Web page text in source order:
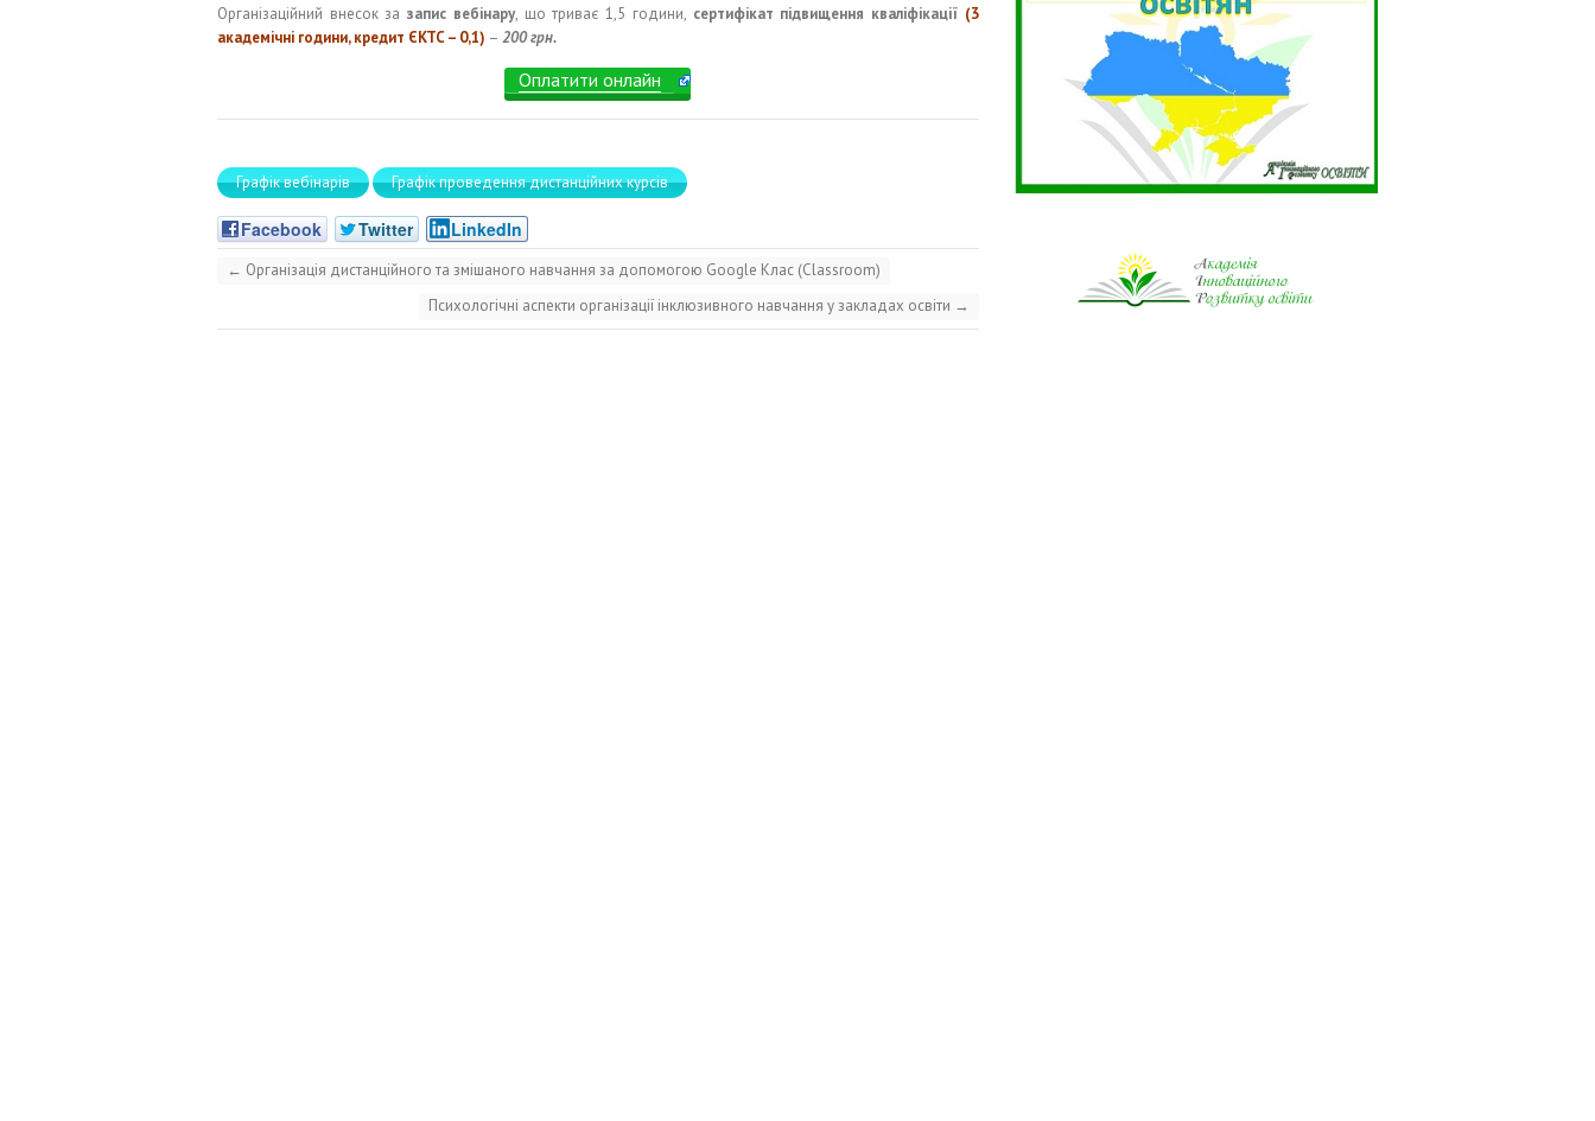
Організаційний внесок зазапис вебінару, що триває 1,5 години, сертифікат підвищення кваліфікації (3
академічні години, кредит ЄКТС – 0,1) – 200 грн.
Оплатити онлайн
Графік вебінарів Графік проведення дистанційних курсів
Facebook Twitter LinkedIn
← Організація дистанційного та змішаного навчання за допомогою Google Клас (Classroom)
Психологічні аспекти організації інклюзивного навчання у закладах освіти →